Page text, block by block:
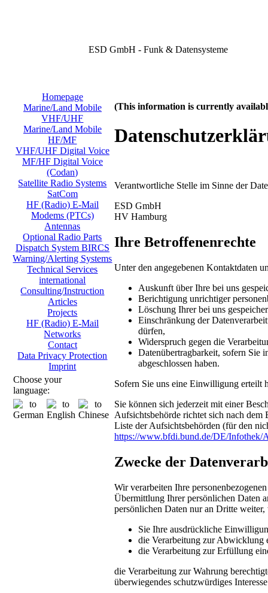
ESD GmbH - Funk & Datensysteme
Homepage
Marine/Land Mobile
VHF/UHF
Marine/Land Mobile
HF/MF
VHF/UHF Digital Voice
MF/HF Digital Voice
(Codan)
Satellite Radio Systems
SatCom
HF (Radio) E-Mail
Modems (PTCs)
Antennas
Optional Radio Parts
Dispatch System BIRCS
Warning/Alerting Systems
Technical Services
international
Consulting/Instruction
Articles
Projects
HF (Radio) E-Mail
Networks
Contact
Data Privacy Protection
Imprint
Choose your
language:
(This information is currently
Verantwortliche Stelle im Sinne der
ESD GmbH
HV Hamburg
Ihre Betroffenenrechte
Unter den angegebenen Kontaktdaten
Auskunft über Ihre bei uns
Berichtigung unrichtiger
Löschung Ihrer bei uns
Einschränkung der
dürfen,
Widerspruch gegen die
Datenübertragbarkeit, sofern Sie
abgeschlossen haben.
Sofern Sie uns eine Einwilligung erteilt
Sie können sich jederzeit mit einer
Aufsichtsbehörde richtet sich nach
Liste der Aufsichtsbehörden (für den
https://www.bfdi.bund.de/DE/Infothek/
Zwecke der
Wir verarbeiten Ihre
Übermittlung Ihrer persönlichen Daten
persönlichen Daten nur an Dritte weiter,
Sie Ihre ausdrückliche
die Verarbeitung zur Abwicklung
die Verarbeitung zur Erfüllung
die Verarbeitung zur Wahrung
überwiegendes schutzwürdiges